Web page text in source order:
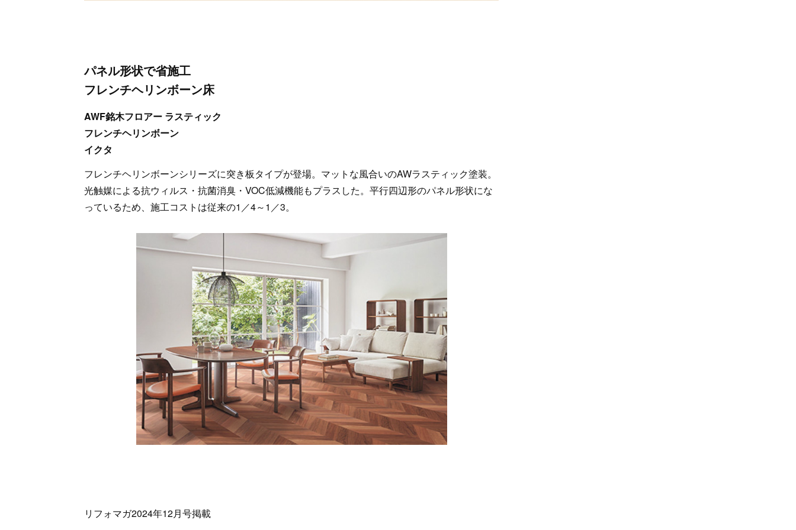
パネル形状で省施工
フレンチヘリンボーン床
AWF銘木フロアー ラスティック
フレンチヘリンボーン
イクタ
フレンチヘリンボーンシリーズに突き板タイプが登場。マットな風合いのAWラスティック塗装。
光触媒による抗ウィルス・抗菌消臭・VOC低減機能もプラスした。平行四辺形のパネル形状にな
っているため、施工コストは従来の1／4～1／3。
リフォマガ2024年12月号掲載